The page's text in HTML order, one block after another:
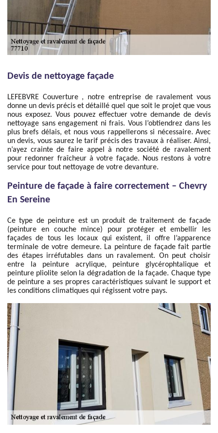
Devis de nettoyage façade
LEFEBVRE Couverture , notre entreprise de ravalement vous
donne un devis précis et détaillé quel que soit le projet que vous
nous exposez. Vous pouvez effectuer votre demande de devis
nettoyage sans engagement ni frais. Vous l’obtiendrez dans les
plus brefs délais, et nous vous rappellerons si nécessaire. Avec
un devis, vous saurez le tarif précis des travaux à réaliser. Ainsi,
n’ayez crainte de faire appel à notre société de ravalement
pour redonner fraîcheur à votre façade. Nous restons à votre
service pour tout nettoyage de votre devanture.
Peinture de façade à faire correctement – Chevry
En Sereine
Ce type de peinture est un produit de traitement de façade
(peinture en couche mince) pour protéger et embellir les
façades de tous les locaux qui existent, il offre l’apparence
terminale de votre demeure. La peinture de façade fait partie
des étapes irréfutables dans un ravalement. On peut choisir
entre la peinture acrylique, peinture glycérophtalique et
peinture pliolite selon la dégradation de la façade. Chaque type
de peinture a ses propres caractéristiques suivant le support et
les conditions climatiques qui régissent votre pays.